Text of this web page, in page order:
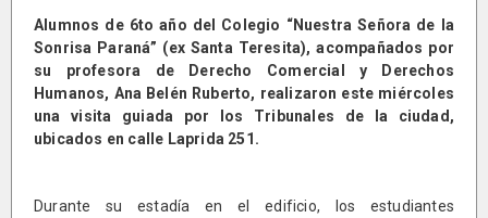
Alumnos de 6to año del Colegio “Nuestra Señora de la
Sonrisa Paraná” (ex Santa Teresita), acompañados por
su profesora de Derecho Comercial y Derechos
Humanos, Ana Belén Ruberto, realizaron este miércoles
una visita guiada por los Tribunales de la ciudad,
ubicados en calle Laprida 251.
Durante su estadía en el edificio, los estudiantes